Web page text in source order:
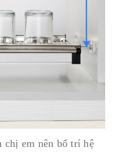
chị em nên bố trí hệ